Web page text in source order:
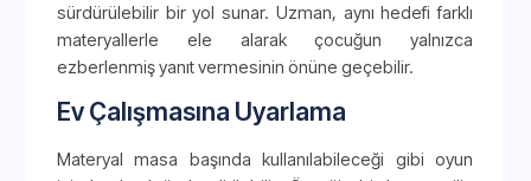
sürdürülebilir bir yol sunar. Uzman, aynı hedefi farklı
materyallerle ele alarak çocuğun yalnızca
ezberlenmiş yanıt vermesinin önüne geçebilir.
Ev Çalışmasına Uyarlama
Materyal masa başında kullanılabileceği gibi oyun